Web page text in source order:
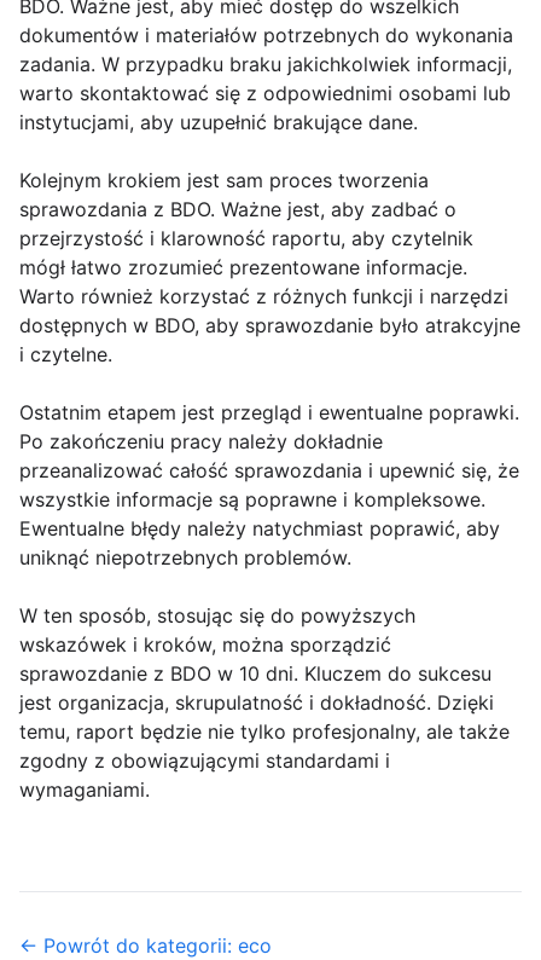
BDO. Ważne jest, aby mieć dostęp do wszelkich
dokumentów i materiałów potrzebnych do wykonania
zadania. W przypadku braku jakichkolwiek informacji,
warto skontaktować się z odpowiednimi osobami lub
instytucjami, aby uzupełnić brakujące dane.
Kolejnym krokiem jest sam proces tworzenia
sprawozdania z BDO. Ważne jest, aby zadbać o
przejrzystość i klarowność raportu, aby czytelnik
mógł łatwo zrozumieć prezentowane informacje.
Warto również korzystać z różnych funkcji i narzędzi
dostępnych w BDO, aby sprawozdanie było atrakcyjne
i czytelne.
Ostatnim etapem jest przegląd i ewentualne poprawki.
Po zakończeniu pracy należy dokładnie
przeanalizować całość sprawozdania i upewnić się, że
wszystkie informacje są poprawne i kompleksowe.
Ewentualne błędy należy natychmiast poprawić, aby
uniknąć niepotrzebnych problemów.
W ten sposób, stosując się do powyższych
wskazówek i kroków, można sporządzić
sprawozdanie z BDO w 10 dni. Kluczem do sukcesu
jest organizacja, skrupulatność i dokładność. Dzięki
temu, raport będzie nie tylko profesjonalny, ale także
zgodny z obowiązującymi standardami i
wymaganiami.
← Powrót do kategorii: eco